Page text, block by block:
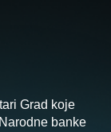
Grad koje
banke